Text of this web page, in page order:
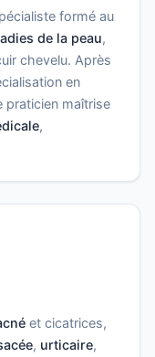
formé au
de la peau,
chevelu. Après
en
praticien maîtrise
,
et cicatrices,
, urticaire,